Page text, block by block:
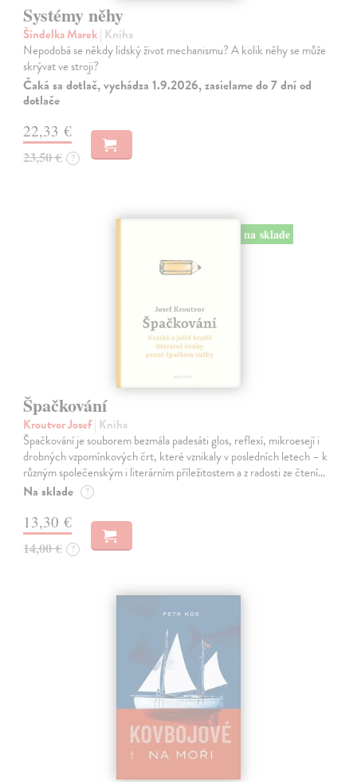
Systémy něhy
Šindelka Marek| Kniha
Nepodobá se někdy lidský život mechanismu? A kolik něhy se může
skrývat ve stroji?
Čaká sa dotlač, vychádza 1.9.2026, zasielame do 7 dní od
dotlače
22,33 €
23,50 € ?
na sklade
Špačkování
Kroutvor Josef| Kniha
Špačkování je souborem bezmála padesáti glos, reflexí, mikroesejí i
drobných vzpomínkových črt, které vznikaly v posledních letech – k
různým společenským i literárním příležitostem a z radosti ze čtení…
Na sklade ?
13,30 €
14,00 € ?